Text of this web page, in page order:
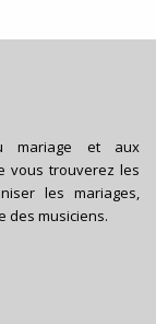
mariage et aux
vous trouverez les
les mariages,
des musiciens.